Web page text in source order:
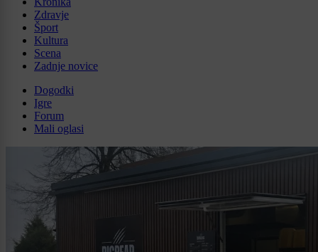
Zdravje
Šport
Kultura
Scena
Zadnje novice
Dogodki
Igre
Forum
Mali oglasi